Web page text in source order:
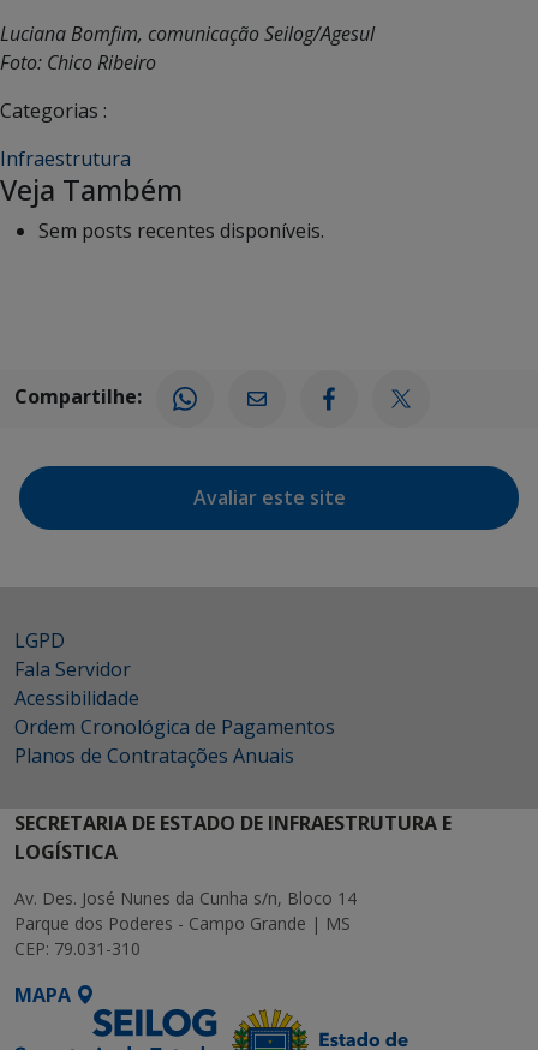
Luciana Bomfim, comunicação Seilog/Agesul
Foto: Chico Ribeiro
Categorias :
Infraestrutura
Veja Também
Sem posts recentes disponíveis.
Compartilhe:
Avaliar este site
LGPD
Fala Servidor
Acessibilidade
Ordem Cronológica de Pagamentos
Planos de Contratações Anuais
SECRETARIA DE ESTADO DE INFRAESTRUTURA E
LOGÍSTICA
Av. Des. José Nunes da Cunha s/n, Bloco 14
Parque dos Poderes - Campo Grande | MS
CEP: 79.031-310
MAPA